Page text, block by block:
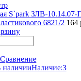
S`park ЗЛВ-10.14.07-
6821/2 164
Сравнение
Наличие:3